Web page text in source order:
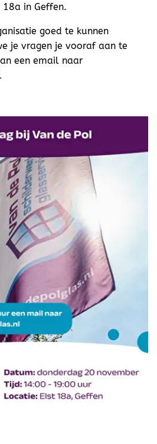
in Geffen.
goed te kunnen
je vragen je vooraf aan te
een email naar